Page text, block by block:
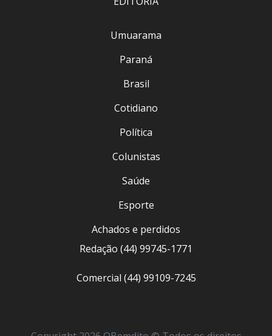
Umuarama
Paraná
Brasil
Cotidiano
Política
Colunistas
Saúde
Esporte
Achados e perdidos
Redação (44) 99745-1771
Comercial (44) 99109-7245